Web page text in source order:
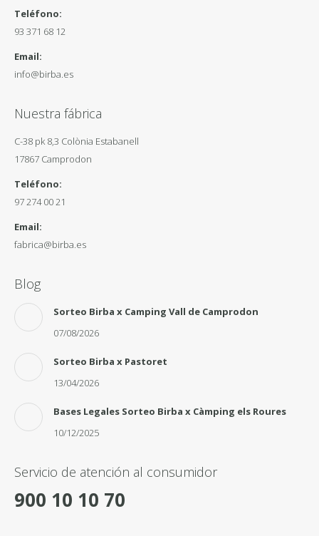
Teléfono:
93 371 68 12
Email:
info@birba.es
Nuestra fábrica
C-38 pk 8,3 Colònia Estabanell
17867 Camprodon
Teléfono:
97 274 00 21
Email:
fabrica@birba.es
Blog
Sorteo Birba x Camping Vall de Camprodon
07/08/2026
Sorteo Birba x Pastoret
13/04/2026
Bases Legales Sorteo Birba x Càmping els Roures
10/12/2025
Servicio de atención al consumidor
900 10 10 70